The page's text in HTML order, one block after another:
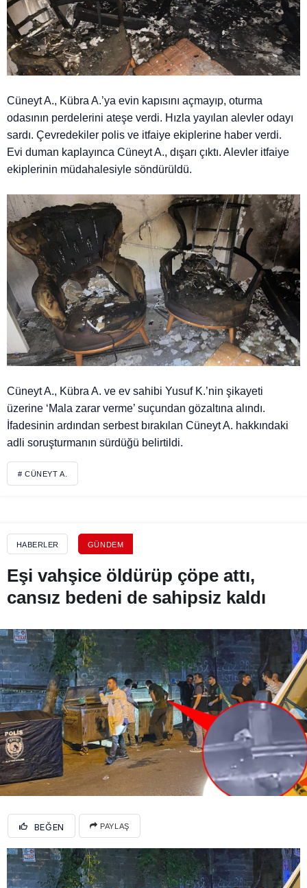
Cüneyt A., Kübra A.’ya evin kapısını açmayıp, oturma
odasının perdelerini ateşe verdi. Hızla yayılan alevler odayı
sardı. Çevredekiler polis ve itfaiye ekiplerine haber verdi.
Evi duman kaplayınca Cüneyt A., dışarı çıktı. Alevler itfaiye
ekiplerinin müdahalesiyle söndürüldü.
Cüneyt A., Kübra A. ve ev sahibi Yusuf K.’nin şikayeti
üzerine ‘Mala zarar verme’ suçundan gözaltına alındı.
İfadesinin ardından serbest bırakılan Cüneyt A. hakkındaki
adli soruşturmanın sürdüğü belirtildi.
# CÜNEYT A.
HABERLER GÜNDEM
Eşi vahşice öldürüp çöpe attı,
cansız bedeni de sahipsiz kaldı
BEĞEN PAYLAŞ